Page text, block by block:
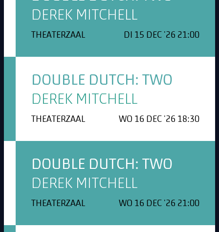
DEREK MITCHELL
THEATERZAAL DI 15 DEC '26 21:00
DOUBLE DUTCH: TWO
DEREK MITCHELL
THEATERZAAL WO 16 DEC '26 18:30
DOUBLE DUTCH: TWO
DEREK MITCHELL
THEATERZAAL WO 16 DEC '26 21:00